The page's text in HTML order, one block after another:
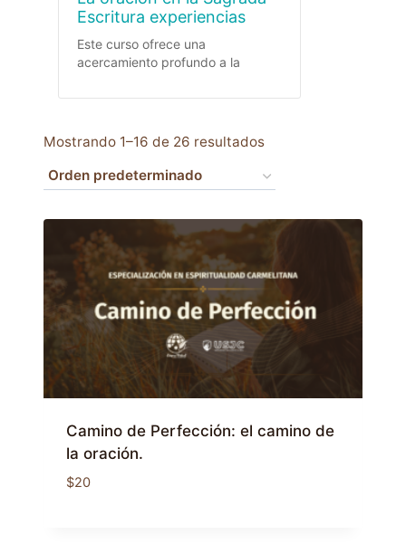
Escritura experiencias
bíblicas de relación con
Dios
Este curso ofrece una
acercamiento profundo a la
Escritura, entendida como el lugar
y establece un diálogo de amor
con su pueblo. A través de
personajes, textos poéticos,
enseñanzas sapienciales y el
estudiante descubrirá cómo la
Biblia ilumina la vida interior y
enseña las actitudes
fundamentales del hombre que
busca a Dios. El módulo combina
estudio bíblico, reflexión espiritual
y aplicación personal, siguiendo la
tradición del Carmelo.
Mostrando 1–16 de 26 resultados
Camino de Perfección: el camino de
la oración.
$20